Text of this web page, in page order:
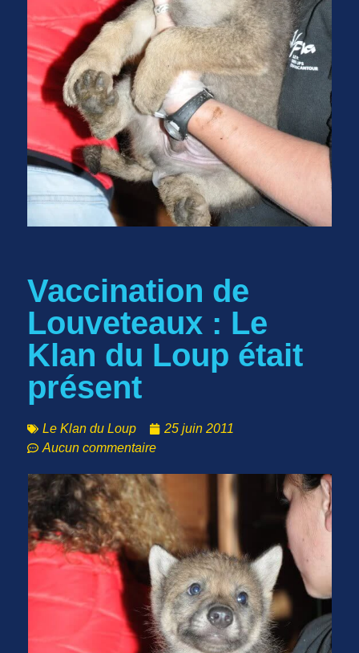
Vaccination de
Louveteaux : Le
Klan du Loup était
présent
Le Klan du Loup
25 juin 2011
Aucun commentaire